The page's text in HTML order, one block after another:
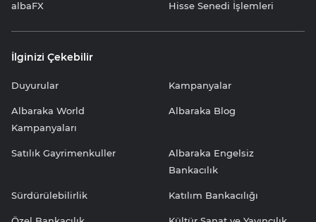
albaFX Hisse Senedi İşlemleri
İlginizi Çekebilir
Duyurular Kampanyalar
Albaraka World
Kampanyaları
Albaraka Blog
Satılık Gayrimenkuller
Albaraka Engelsiz
Bankacılık
Sürdürülebilirlik Katılım Bankacılığı